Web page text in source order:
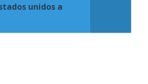
unidos a